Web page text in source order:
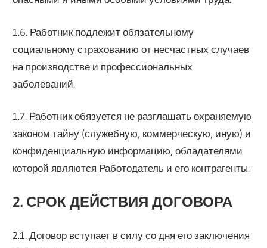
1.6. Работник подлежит обязательному
социальному страхованию от несчастных случаев
на производстве и профессиональных
заболеваний.
1.7. Работник обязуется не разглашать охраняемую
законом тайну (служебную, коммерческую, иную) и
конфиденциальную информацию, обладателями
которой являются Работодатель и его контрагенты.
2. СРОК ДЕЙСТВИЯ ДОГОВОРА
2.1. Договор вступает в силу со дня его заключения